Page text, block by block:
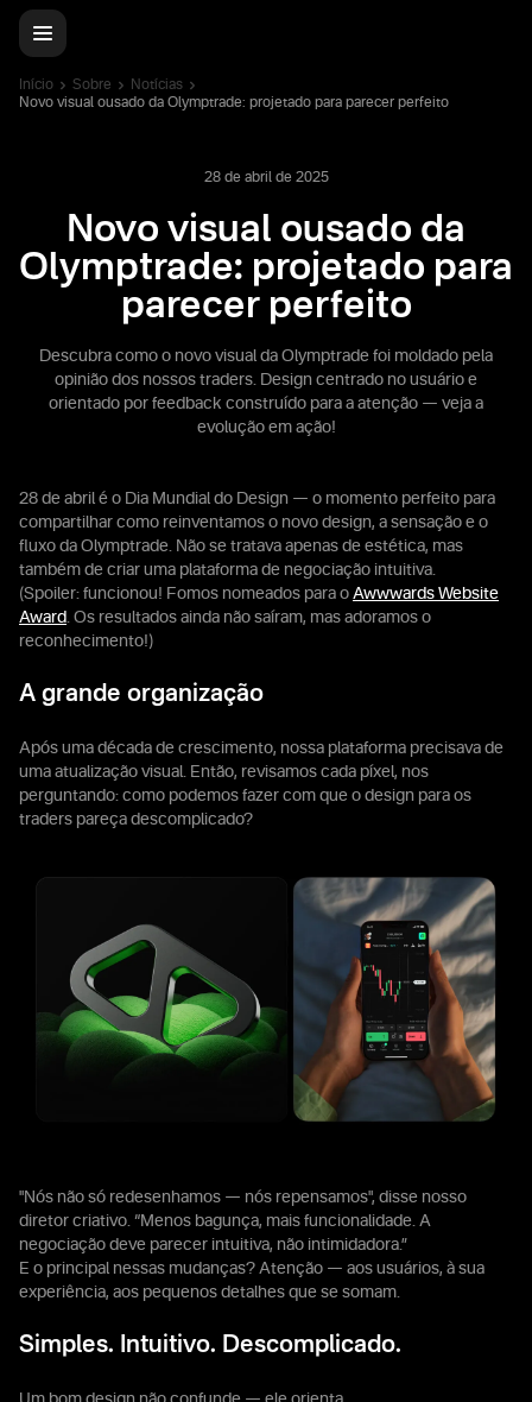
Início Sobre
Notícias
Novo visual ousado da Olymptrade: projetado para parecer perfeito
28 de abril de 2025
Novo visual ousado da
Olymptrade: projetado para
parecer perfeito
Descubra como o novo visual da Olymptrade foi moldado pela
opinião dos nossos traders. Design centrado no usuário e
orientado por feedback construído para a atenção — veja a
evolução em ação!
28 de abril é o Dia Mundial do Design — o momento perfeito para
compartilhar como reinventamos o novo design, a sensação e o
fluxo da Olymptrade. Não se tratava apenas de estética, mas
também de criar uma plataforma de negociação intuitiva.
(Spoiler: funcionou! Fomos nomeados para o Awwwards Website
Award. Os resultados ainda não saíram, mas adoramos o
reconhecimento!)
A grande organização
Após uma década de crescimento, nossa plataforma precisava de
uma atualização visual. Então, revisamos cada píxel, nos
perguntando: como podemos fazer com que o design para os
traders pareça descomplicado?
"Nós não só redesenhamos — nós repensamos", disse nosso
diretor criativo. “Menos bagunça, mais funcionalidade. A
negociação deve parecer intuitiva, não intimidadora.”
E o principal nessas mudanças? Atenção — aos usuários, à sua
experiência, aos pequenos detalhes que se somam.
Simples. Intuitivo. Descomplicado.